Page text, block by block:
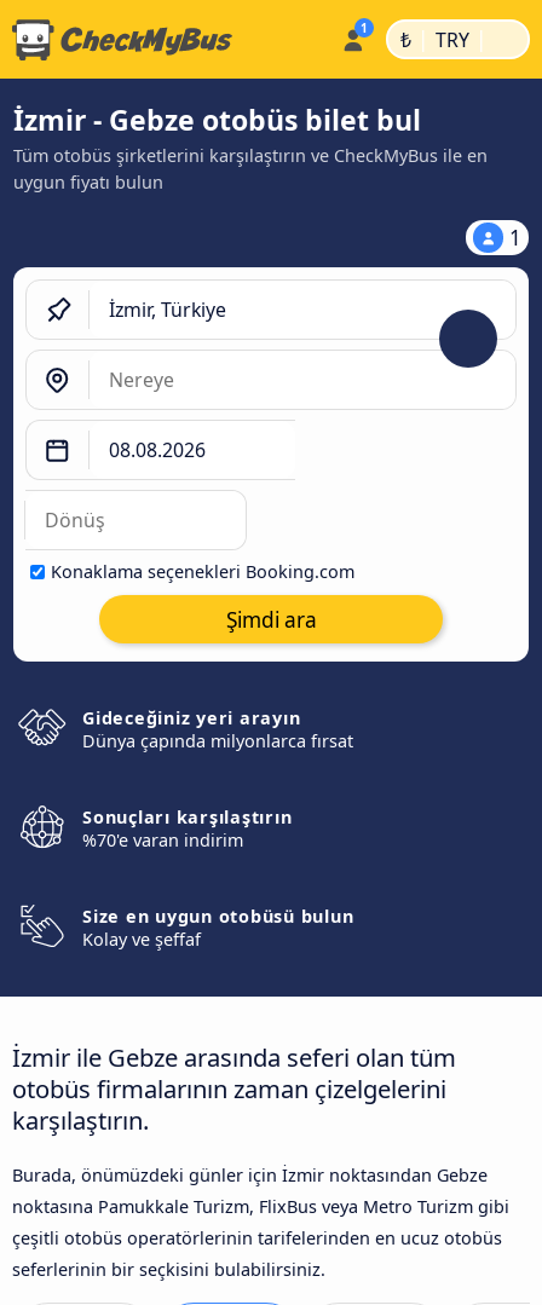
₺ | TRY |
İzmir - Gebze otobüs bilet bul
Tüm otobüs şirketlerini karşılaştırın ve CheckMyBus ile en
uygun fiyatı bulun
1
Konaklama seçenekleri Booking.com
Şimdi ara
Gideceğiniz yeri arayın
Dünya çapında milyonlarca fırsat
Sonuçları karşılaştırın
%70'e varan indirim
Size en uygun otobüsü bulun
Kolay ve şeffaf
İzmir ile Gebze arasında seferi olan tüm
otobüs firmalarının zaman çizelgelerini
karşılaştırın.
Burada, önümüzdeki günler için İzmir noktasından Gebze
noktasına Pamukkale Turizm, FlixBus veya Metro Turizm gibi
çeşitli otobüs operatörlerinin tarifelerinden en ucuz otobüs
seferlerinin bir seçkisini bulabilirsiniz.